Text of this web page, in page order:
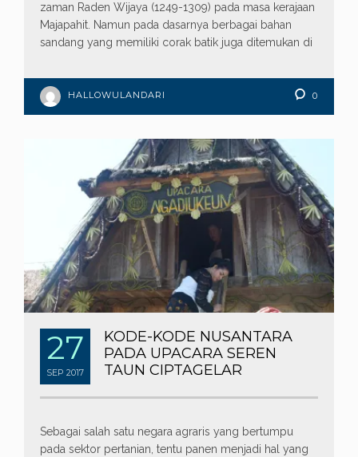
zaman Raden Wijaya (1249-1309) pada masa kerajaan
Majapahit. Namun pada dasarnya berbagai bahan
sandang yang memiliki corak batik juga ditemukan di
HALLOWULANDARI 0
27
SEP 2017
KODE-KODE NUSANTARA
PADA UPACARA SEREN
TAUN CIPTAGELAR
Sebagai salah satu negara agraris yang bertumpu
pada sektor pertanian, tentu panen menjadi hal yang